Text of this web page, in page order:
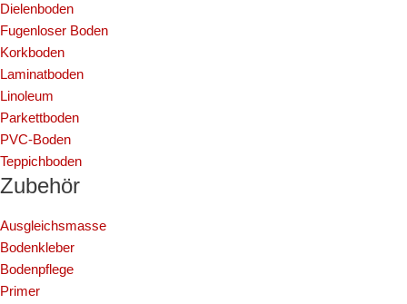
Dielenboden
Fugenloser Boden
Korkboden
Laminatboden
Linoleum
Parkettboden
PVC-Boden
Teppichboden
Zubehör
Ausgleichsmasse
Bodenkleber
Bodenpflege
Primer